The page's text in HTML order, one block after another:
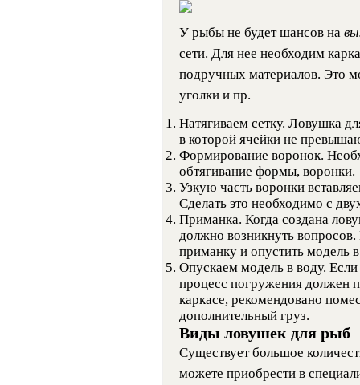
У рыбы не будет шансов на
сети. Для нее необходим
подручных материалов. Это
уголки и пр.
Натягиваем сетку. Ловушка
в которой ячейки не
Формирование воронок.
обтягивание формы, воронки.
Узкую часть воронки
Сделать это необходимо с
Приманка. Когда создана
должно возникнуть
приманку и опустить модель
Опускаем модель в воду.
процесс погружения должен
каркасе, рекомендовано
дополнительный груз.
Виды ловушек для рыб
Существует большое
можете приобрести в